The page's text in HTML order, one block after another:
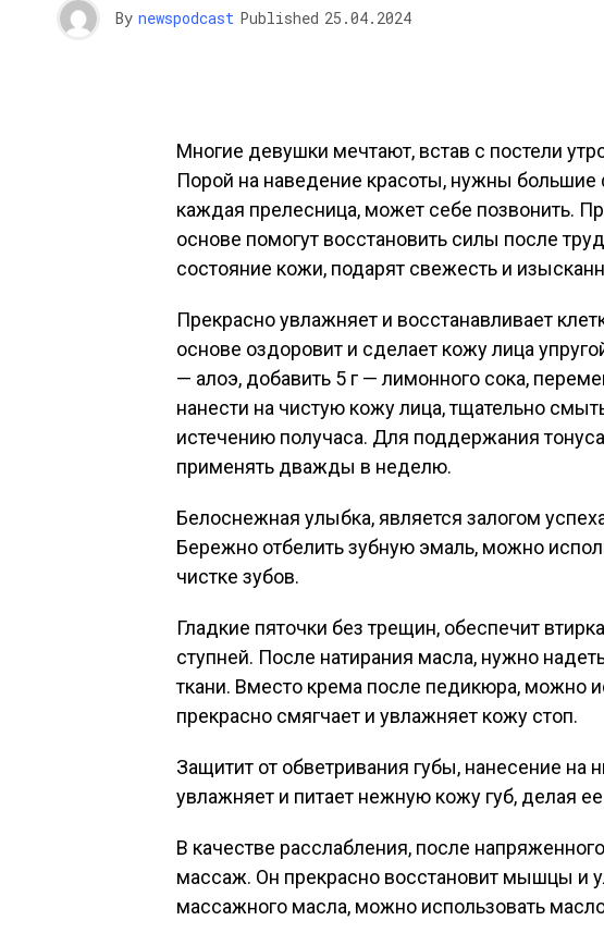
By newspodcast Published 25.04.2024
Многие девушки мечтают, встав с постели
Порой на наведение красоты, нужны большие
каждая прелесница, может себе позвонить.
основе помогут восстановить силы после
состояние кожи, подарят свежесть и
Прекрасно увлажняет и восстанавливает
основе оздоровит и сделает кожу лица
— алоэ, добавить 5 г — лимонного сока,
нанести на чистую кожу лица, тщательно
истечению получаса. Для поддержания
применять дважды в неделю.
Белоснежная улыбка, является залогом
Бережно отбелить зубную эмаль, можно
чистке зубов.
Гладкие пяточки без трещин, обеспечит
ступней. После натирания масла, нужно
ткани. Вместо крема после педикюра, можно
прекрасно смягчает и увлажняет кожу стоп.
Защитит от обветривания губы, нанесение на
увлажняет и питает нежную кожу губ, делая
В качестве расслабления, после
массаж. Он прекрасно восстановит мышцы и
массажного масла, можно использовать